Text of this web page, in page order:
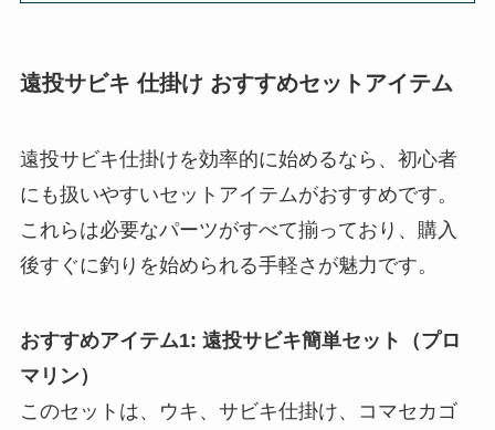
遠投サビキ 仕掛け おすすめセットアイテム
遠投サビキ仕掛けを効率的に始めるなら、初心者
にも扱いやすいセットアイテムがおすすめです。
これらは必要なパーツがすべて揃っており、購入
後すぐに釣りを始められる手軽さが魅力です。
おすすめアイテム1: 遠投サビキ簡単セット（プロ
マリン）
このセットは、ウキ、サビキ仕掛け、コマセカゴ